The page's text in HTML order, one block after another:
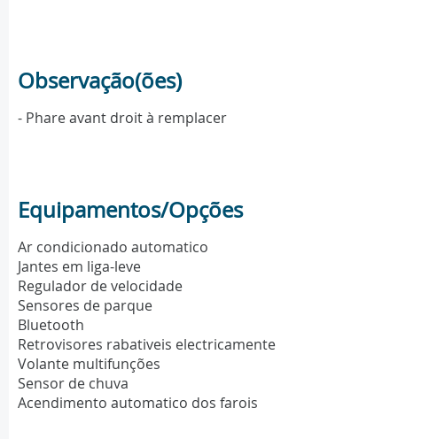
Observação(ões)
- Phare avant droit à remplacer
Equipamentos/Opções
Ar condicionado automatico
Jantes em liga-leve
Regulador de velocidade
Sensores de parque
Bluetooth
Retrovisores rabativeis electricamente
Volante multifunções
Sensor de chuva
Acendimento automatico dos farois